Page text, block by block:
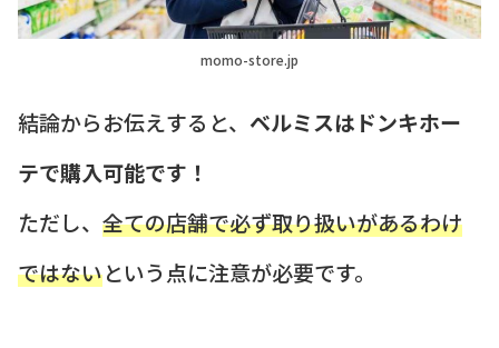
momo-store.jp
結論からお伝えすると、 ベルミスはドンキホー
テで購入可能です！
ただし、 全ての店舗で必ず取り扱いがあるわけ
ではないという点に注意が必要です。